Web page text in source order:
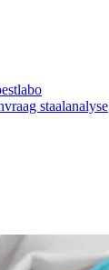
staalanalyse